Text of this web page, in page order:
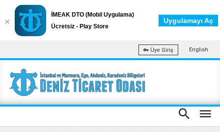
Üye Giriş English
İMEAK DTO (Mobil Uygulama)
Ücretsiz - Play Store
Uygulamayı Aç